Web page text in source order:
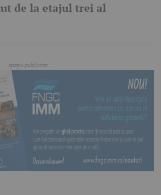
de la etajul trei al